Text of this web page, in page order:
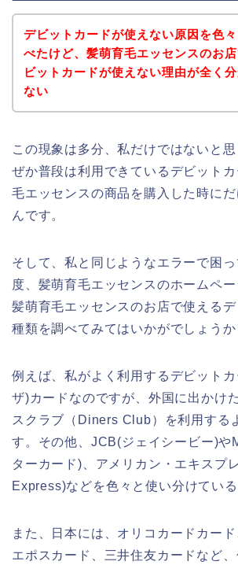
デビットカードが使えない原因を色々
べたけど、髪萌育毛エッセンスのお
ビットカードが使えない理由が全く
ない
この現象は多分、私だけではないと
ぜか普段は利用できているデビット
毛エッセンスの商品を購入した時に
んです。
そして、私と同じようなエラーで困
度、髪萌育毛エッセンスのホームペー
髪萌育毛エッセンスのお店で使える
種類を調べてみてはいかがでしょうか
例えば、私がよく利用するデビット
ザ)カードなのですが、外国に出かけ
スクラブ（Diners Club）を利用する
す。その他、JCB(ジェイシービー)や
ターカード)、アメリカン・エキスプ
Express)などを色々と使い分けている
また、日本には、オリコカードカー
エポスカード、三井住友カードなど